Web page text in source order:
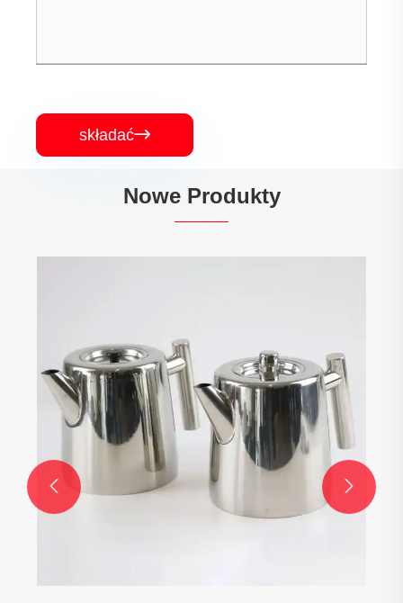
składać
Nowe Produkty
 